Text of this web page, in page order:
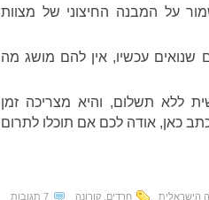
על המבנה החיצוני של מצוות
שנואים עכשיו, אין להם מושג מה
ללא תשלום, והיא מצריכה זמן
כאן, אודה לכם אם תוכלו לתרום
הישראלית חרדים קורונה 7 תגובות